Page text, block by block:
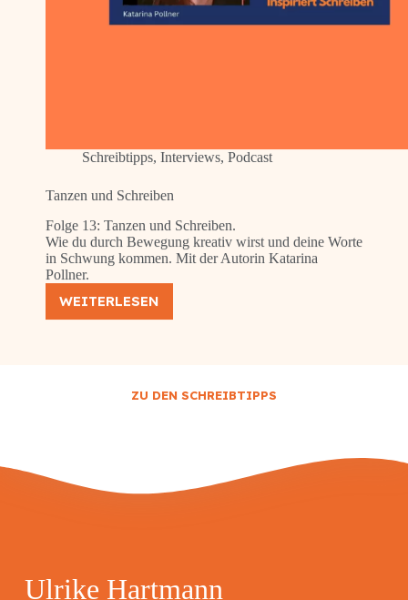
Schreibtipps, Interviews, Podcast
Tanzen und Schreiben
Folge 13: Tanzen und Schreiben.
Wie du durch Bewegung kreativ wirst und deine Worte
in Schwung kommen. Mit der Autorin Katarina
Pollner.
WEITERLESEN
TANZEN
ZU DEN SCHREIBTIPPS
Ulrike Hartmann